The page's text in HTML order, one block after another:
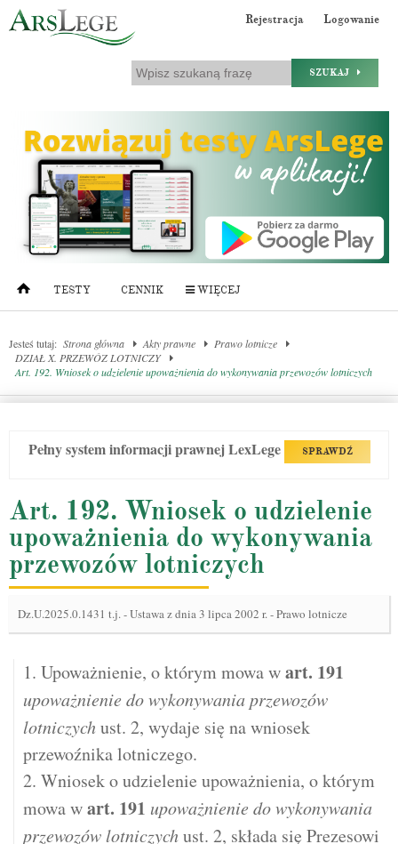
Rejestracja Logowanie
SZUKAJ
TESTY CENNIK WIĘCEJ
Jesteś tutaj: Strona główna Akty prawne
Prawo lotnicze
DZIAŁ X. PRZEWÓZ LOTNICZY
Art. 192. Wniosek o udzielenie upoważnienia do wykonywania przewozów lotniczych
Pełny system informacji prawnej LexLege SPRAWDŹ
Art. 192. Wniosek o udzielenie
upoważnienia do wykonywania
przewozów lotniczych
Dz.U.2025.0.1431 t.j.-Ustawa z dnia 3 lipca 2002 r. - Prawo lotnicze
1. Upoważnienie, o którym mowa wart. 191
upoważnienie do wykonywania przewozów
lotniczychust. 2, wydaje się na wniosek
przewoźnika lotniczego.
2. Wniosek o udzielenie upoważnienia, o którym
mowa wart. 191 upoważnienie do wykonywania
przewozów lotniczychust. 2, składa się Prezesowi